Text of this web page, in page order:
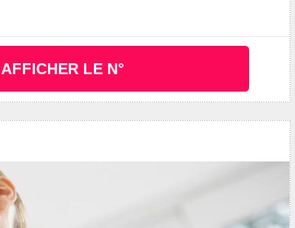
AFFICHER LE N°